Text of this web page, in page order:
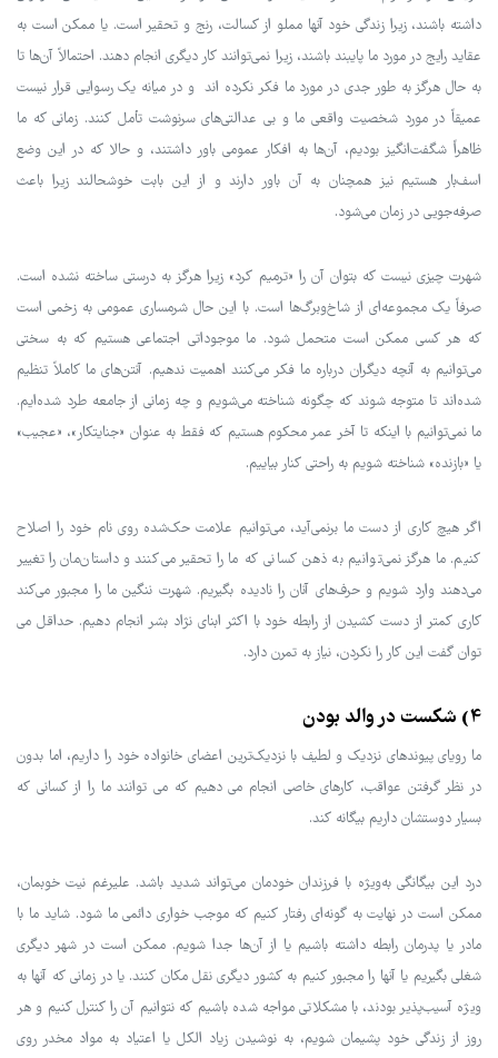
داشته باشند، زیرا زندگی خود آنها مملو از کسالت، رنج و تحقیر است. یا ممکن است به
عقاید رایج در مورد ما پایبند باشند، زیرا نمی‌توانند کار دیگری انجام دهند. احتمالاً آن‌ها تا
به حال هرگز به طور جدی در مورد ما فکر نکرده اند و در میانه یک رسوایی قرار نیست
عمیقاً در مورد شخصیت واقعی ما و بی عدالتی‌های سرنوشت تأمل کنند. زمانی که ما
ظاهراً شگفت‌انگیز بودیم، آن‌ها به افکار عمومی باور داشتند، و حالا که در این وضع
اسف‌بار هستیم نیز همچنان به آن باور دارند و از این بابت خوشحالند زیرا باعث
صرفه‌جویی در زمان می‌شود.
شهرت چیزی نیست که بتوان آن را «ترمیم کرد» زیرا هرگز به درستی ساخته نشده است.
صرفاً یک مجموعه‌ای از شاخ‌وبرگ‌ها است. با این حال شرمساری عمومی به زخمی است
که هر کسی ممکن است متحمل شود. ما موجوداتی اجتماعی هستیم که به سختی
می‌توانیم به آنچه دیگران درباره ما فکر می‌کنند اهمیت ندهیم. آنتن‌های ما کاملاً تنظیم
شده‌اند تا متوجه شوند که چگونه شناخته می‌شویم و چه زمانی از جامعه طرد شده‌ایم.
ما نمی‌توانیم با اینکه تا آخر عمر محکوم هستیم که فقط به عنوان «جنایتکار»، «عجیب»
یا «بازنده» شناخته شویم به راحتی کنار بیاییم.
اگر هیچ کاری از دست ما برنمی‌آید، می‌توانیم علامت حک‌شده روی نام خود را اصلاح
کنیم. ما هرگز نمی‌توانیم به ذهن کسانی که ما را تحقیر می‌کنند و داستان‌مان را تغییر
می‌دهند وارد شویم و حرف‌های آنان را نادیده بگیریم. شهرت ننگین ما را مجبور می‌کند
کاری کمتر از دست کشیدن از رابطه خود با اکثر ابنای نژاد بشر انجام دهیم. حداقل می
توان گفت این کار را نکردن، نیاز به تمرن دارد.
4) شکست در والد بودن
ما رویای پیوندهای نزدیک و لطیف با نزدیک‌ترین اعضای خانواده خود را داریم، اما بدون
در نظر گرفتن عواقب، کارهای خاصی انجام می دهیم که می توانند ما را از کسانی که
بسیار دوستشان داریم بیگانه کند.
درد این بیگانگی به‌ویژه با فرزندان خودمان می‌تواند شدید باشد. علیرغم نیت خوبمان،
ممکن است در نهایت به گونه‌ای رفتار کنیم که موجب خواری دائمی ما شود. شاید ما با
مادر یا پدرمان رابطه داشته باشیم یا از آن‌ها جدا شویم. ممکن است در شهر دیگری
شغلی بگیریم یا آنها را مجبور کنیم به کشور دیگری نقل مکان کنند. یا در زمانی که آنها به
ویژه آسیب‌پذیر بودند، با مشکلاتی مواجه شده باشیم که نتوانیم آن را کنترل کنیم و هر
روز از زندگی خود پشیمان شویم، به نوشیدن زیاد الکل یا اعتیاد به مواد مخدر روی